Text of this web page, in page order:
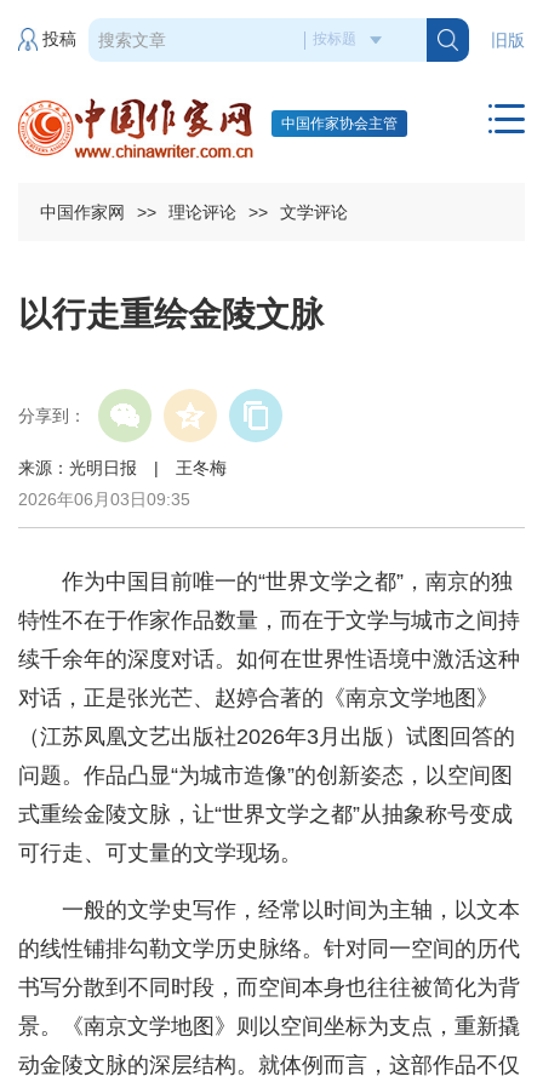
旧版
投稿
中国作家协会主管
中国作家网 >> 理论评论 >> 文学评论
以行走重绘金陵文脉
分享到：
来源：光明日报 | 王冬梅
2026年06月03日09:35
作为中国目前唯一的“世界文学之都”，南京的独
特性不在于作家作品数量，而在于文学与城市之间持
续千余年的深度对话。如何在世界性语境中激活这种
对话，正是张光芒、赵婷合著的《南京文学地图》
（江苏凤凰文艺出版社2026年3月出版）试图回答的
问题。作品凸显“为城市造像”的创新姿态，以空间图
式重绘金陵文脉，让“世界文学之都”从抽象称号变成
可行走、可丈量的文学现场。
一般的文学史写作，经常以时间为主轴，以文本
的线性铺排勾勒文学历史脉络。针对同一空间的历代
书写分散到不同时段，而空间本身也往往被简化为背
景。《南京文学地图》则以空间坐标为支点，重新撬
动金陵文脉的深层结构。就体例而言，这部作品不仅